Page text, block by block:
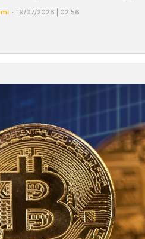
19/07/2026 | 02:56